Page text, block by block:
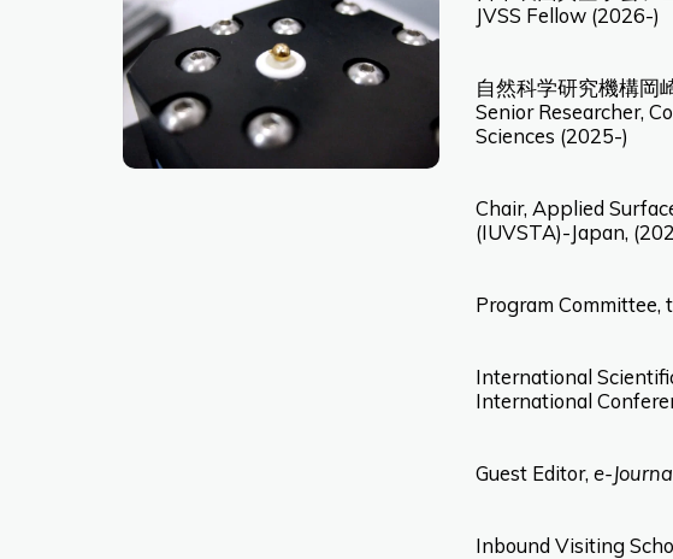
JVSS Fellow (2026-)
自然科学研究機構岡
Senior Researcher,
Sciences (2025-)
Chair, Applied
(IUVSTA)-Japan,
Program
International
International
Guest Editor, e-
Inbound Visiting